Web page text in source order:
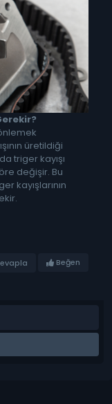
üretildiği
triger kayışı
değişir. Bu
kayışlarının
Beğen